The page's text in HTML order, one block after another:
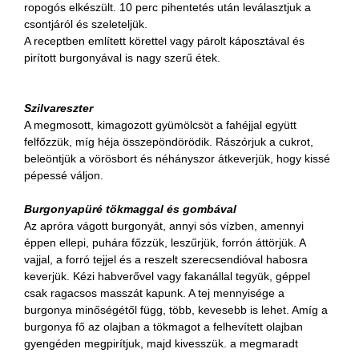
ropogós elkészült. 10 perc pihentetés után leválasztjuk a
csontjáról és szeleteljük.
A receptben említett körettel vagy párolt káposztával és
pirított burgonyával is nagy szerű étek.
Szilvareszter
A megmosott, kimagozott gyümölcsöt a fahéjjal együtt
felfőzzük, míg héja összepöndörödik. Rászórjuk a cukrot,
beleöntjük a vörösbort és néhányszor átkeverjük, hogy kissé
pépessé váljon.
Burgonyapüré tökmaggal és gombával
Az apróra vágott burgonyát, annyi sós vízben, amennyi
éppen ellepi, puhára főzzük, leszűrjük, forrón áttörjük. A
vajjal, a forró tejjel és a reszelt szerecsendióval habosra
keverjük. Kézi habverővel vagy fakanállal tegyük, géppel
csak ragacsos masszát kapunk. A tej mennyisége a
burgonya minőségétől függ, több, kevesebb is lehet. Amíg a
burgonya fő az olajban a tökmagot a felhevített olajban
gyengéden megpirítjuk, majd kivesszük. a megmaradt